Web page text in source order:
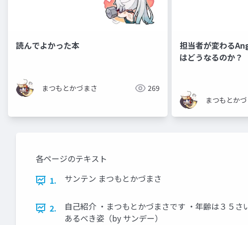
読んでよかった本
まつもとかづまさ 269
担当者が変わる
はどうなるのか？
まつもとか
各ページのテキスト
1.
サンテン まつもとかづまさ
2.
自己紹介 ・まつもとかづまさです ・年齢は３５
あるべき姿（by サンデー）